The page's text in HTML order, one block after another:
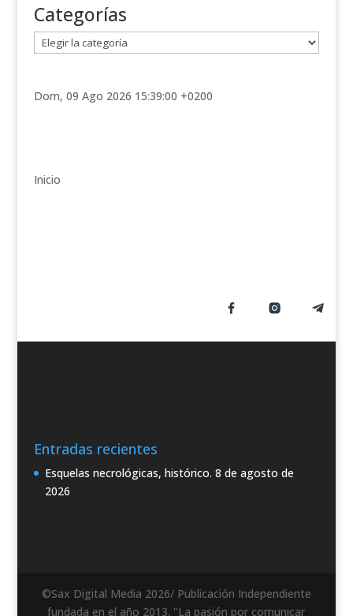
Categorías
a
e
a
Dom, 09 Ago 2026 15:39:00 +0200
Inicio
Entradas recientes
Esquelas necrológicas, histórico. 8 de agosto de
2026
©Sax Digital Media 2026/ Publicación Independiente
fundada en el año 2013. "La pasión por comunicar